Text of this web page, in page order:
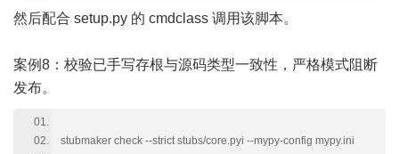
然后配合 setup.py 的 cmdclass 调用该脚本。
案例8：校验已手写存根与源码类型一致性，严格模式阻断
发布。
stubmaker check --strict stubs/core.pyi --mypy-config mypy.ini